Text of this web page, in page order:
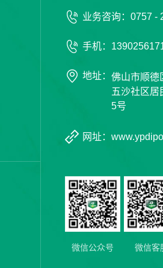
业务咨询：0757 -
手机：
地址：佛山市顺德
五沙社区居
5号
网址：
微信公众号 微信客